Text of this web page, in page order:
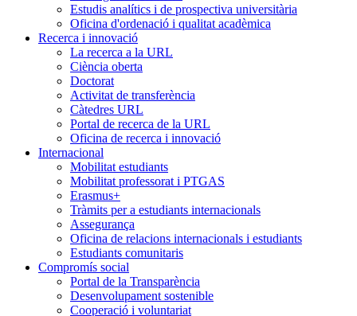
Estudis analítics i de prospectiva universitària
Oficina d'ordenació i qualitat acadèmica
Recerca i innovació
La recerca a la URL
Ciència oberta
Doctorat
Activitat de transferència
Càtedres URL
Portal de recerca de la URL
Oficina de recerca i innovació
Internacional
Mobilitat estudiants
Mobilitat professorat i PTGAS
Erasmus+
Tràmits per a estudiants internacionals
Assegurança
Oficina de relacions internacionals i estudiants
Estudiants comunitaris
Compromís social
Portal de la Transparència
Desenvolupament sostenible
Cooperació i voluntariat